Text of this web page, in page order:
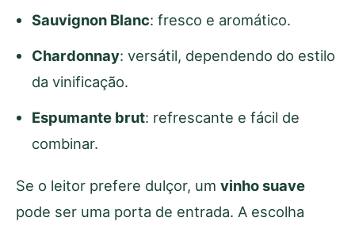
Sauvignon Blanc: fresco e aromático.
Chardonnay: versátil, dependendo do estilo
da vinificação.
Espumante brut: refrescante e fácil de
combinar.
Se o leitor prefere dulçor, um vinho suave
pode ser uma porta de entrada. A escolha